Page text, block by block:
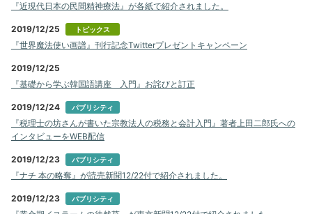
『近現代日本の民間精神療法』が各紙で紹介されました。
2019/12/25 トピックス
『世界魔法使い画譜』刊行記念Twitterプレゼントキャンペーン
2019/12/25
『基礎から学ぶ韓国語講座 入門』お詫びと訂正
2019/12/24 パブリシティ
『税理士の坊さんが書いた宗教法人の税務と会計入門』著者上田二郎氏への
インタビューをWEB配信
2019/12/23 パブリシティ
『ナチ 本の略奪』が読売新聞12/22付で紹介されました。
2019/12/23 パブリシティ